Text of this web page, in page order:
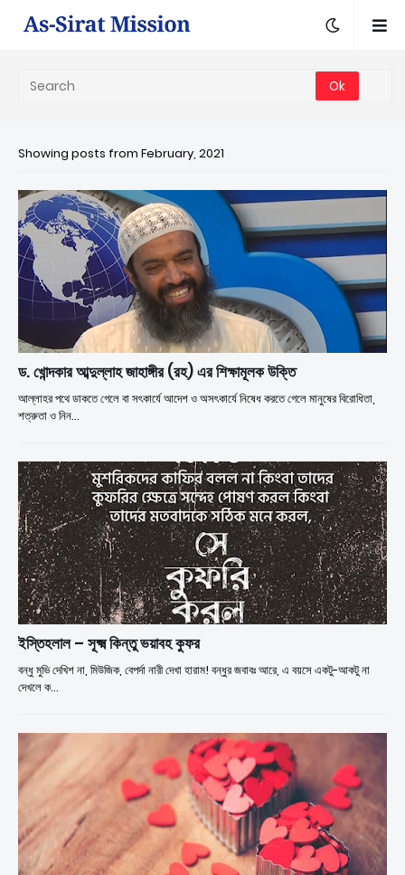
Showing posts from February, 2021
ড. খোন্দকার আব্দুল্লাহ জাহাঙ্গীর (রহ) এর শিক্ষামূলক উক্তি
আল্লাহর পথে ডাকতে গেলে বা সৎকার্যে আদেশ ও অসৎকার্যে নিষেধ করতে গেলে মানুষের বিরোধিতা,
শত্রুতা ও নিন…
ইস্তিহলাল – সূক্ষ্ম কিন্তু ভয়াবহ কুফর
বন্ধু মুভি দেখিশ না, মিউজিক, বেপর্দা নারী দেখা হারাম! বন্ধুর জবাবঃ আরে, এ বয়সে একটু-আকটু না
দেখলে ক…